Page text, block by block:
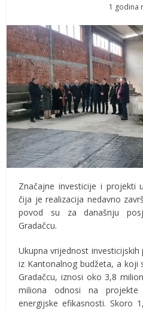
1 godina
Značajne investicije i projekti
čija je realizacija nedavno
povod su za današnju
Gradačcu.
Ukupna vrijednost
iz Kantonalnog budžeta, a koji
Gradačcu, iznosi oko 3,8
miliona odnosi na
energijske efikasnosti. Skoro